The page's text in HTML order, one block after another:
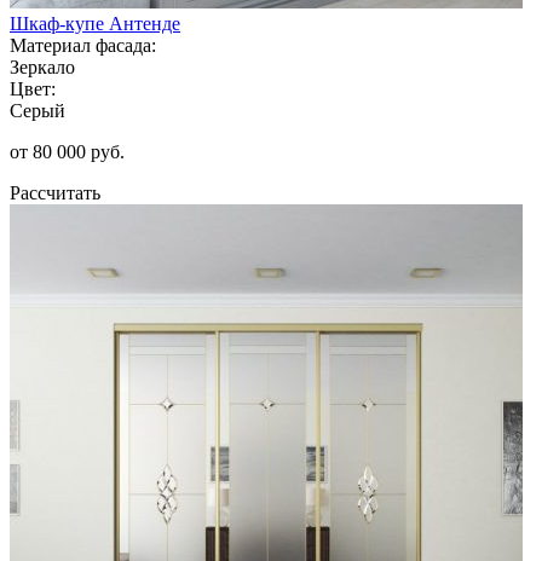
Шкаф-купе Антенде
Материал фасада:
Зеркало
Цвет:
Серый
от 80 000 руб.
Рассчитать